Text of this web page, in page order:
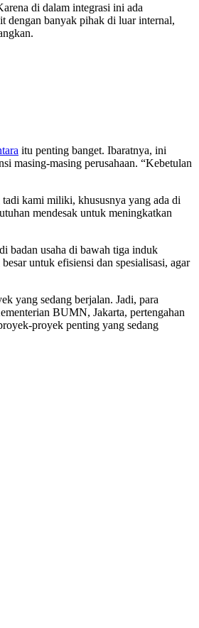
di dalam integrasi ini ada
dengan banyak pihak di luar internal,
itu penting banget. Ibaratnya, ini
masing-masing perusahaan. “Kebetulan
kami miliki, khususnya yang ada di
mendesak untuk meningkatkan
badan usaha di bawah tiga induk
untuk efisiensi dan spesialisasi, agar
yang sedang berjalan. Jadi, para
BUMN, Jakarta, pertengahan
proyek penting yang sedang